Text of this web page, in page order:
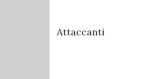
Attaccanti